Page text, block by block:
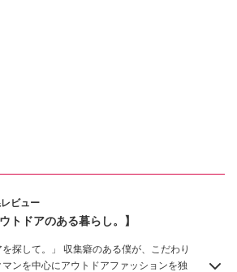
ビュー
トドアのある暮らし。】
を探して。」 収集癖のある僕が、こだわり
ンを中心にアウトドアファッションを独